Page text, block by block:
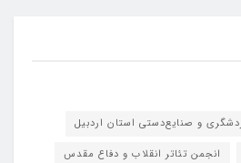
و صنایع‌دستی استان اردبیل
انجمن تئاتر انقلاب و دفاع مقدس